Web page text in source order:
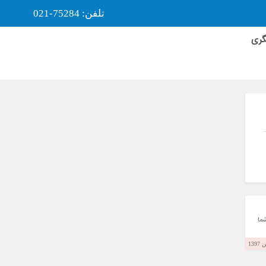
تلفن: 75284-021